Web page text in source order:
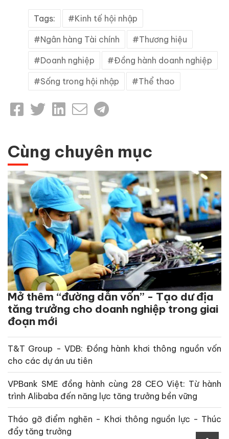
Tags: Kinh tế hội nhập
Ngân hàng Tài chính Thương hiệu
Doanh nghiệp Đồng hành doanh nghiệp
Sống trong hội nhập Thể thao
Cùng chuyên mục
Mở thêm “đường dẫn vốn” - Tạo dư địa
tăng trưởng cho doanh nghiệp trong giai
đoạn mới
T&T Group - VDB: Đồng hành khơi thông nguồn vốn
cho các dự án ưu tiên
VPBank SME đồng hành cùng 28 CEO Việt: Từ hành
trình Alibaba đến năng lực tăng trưởng bền vững
Tháo gỡ điểm nghẽn - Khơi thông nguồn lực - Thúc
đẩy tăng trưởng